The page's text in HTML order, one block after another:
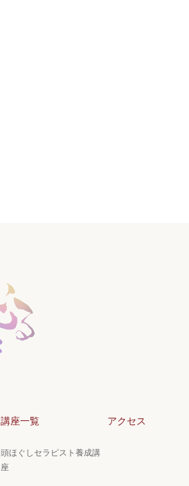
講座一覧
頭ほぐしセラピスト養成講
座
アクセス